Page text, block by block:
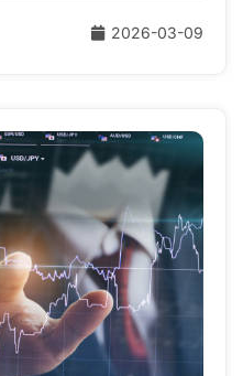
2026-03-09